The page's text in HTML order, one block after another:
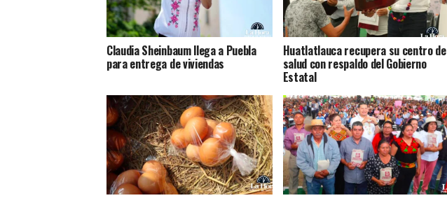
Claudia Sheinbaum llega a Puebla
para entrega de viviendas
Huatlatlauca recupera su centro de
salud con respaldo del Gobierno
Estatal